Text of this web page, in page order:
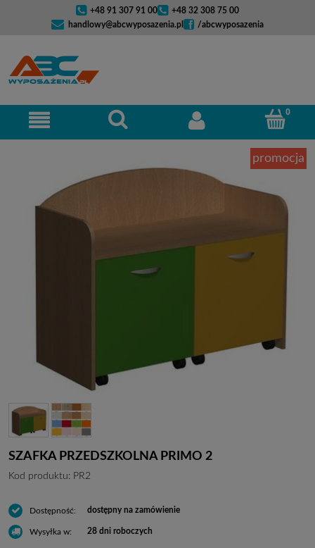
+48 91 307 91 00
+48 32 308 75 00
handlowy@abcwyposazenia.pl
/abcwyposazenia
promocja
SZAFKA PRZEDSZKOLNA PRIMO 2
Kod produktu: PR2
Dostępność: dostępny na zamówienie
Wysyłka w: 28 dni roboczych